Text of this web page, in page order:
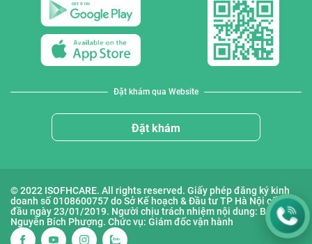
Đặt khám qua Website
Đặt khám
© 2022 ISOFHCARE. All rights reserved. Giấy phép đăng ký kinh
doanh số 0108600757 do Sở Kế hoạch & Đầu tư TP Hà Nội cấp lần
đầu ngày 23/01/2019. Người chịu trách nhiệm nội dung: Bà
Nguyễn Bích Phượng. Chức vụ: Giám đốc vận hành